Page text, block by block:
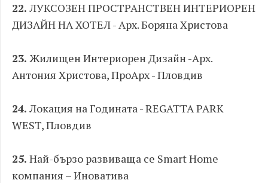
22. ЛУКСОЗЕН ПРОСТРАНСТВЕН ИНТЕРИОРЕН
ДИЗАЙН НА ХОТЕЛ - Арх. Боряна Христова
23. Жилищен Интериорен Дизайн -Арх.
Антония Христова, ПроАрх - Пловдив
24. Локация на Годината - REGATTA PARK
WEST, Пловдив
25. Най-бързо развиваща се Smart Home
компания – Иноватива